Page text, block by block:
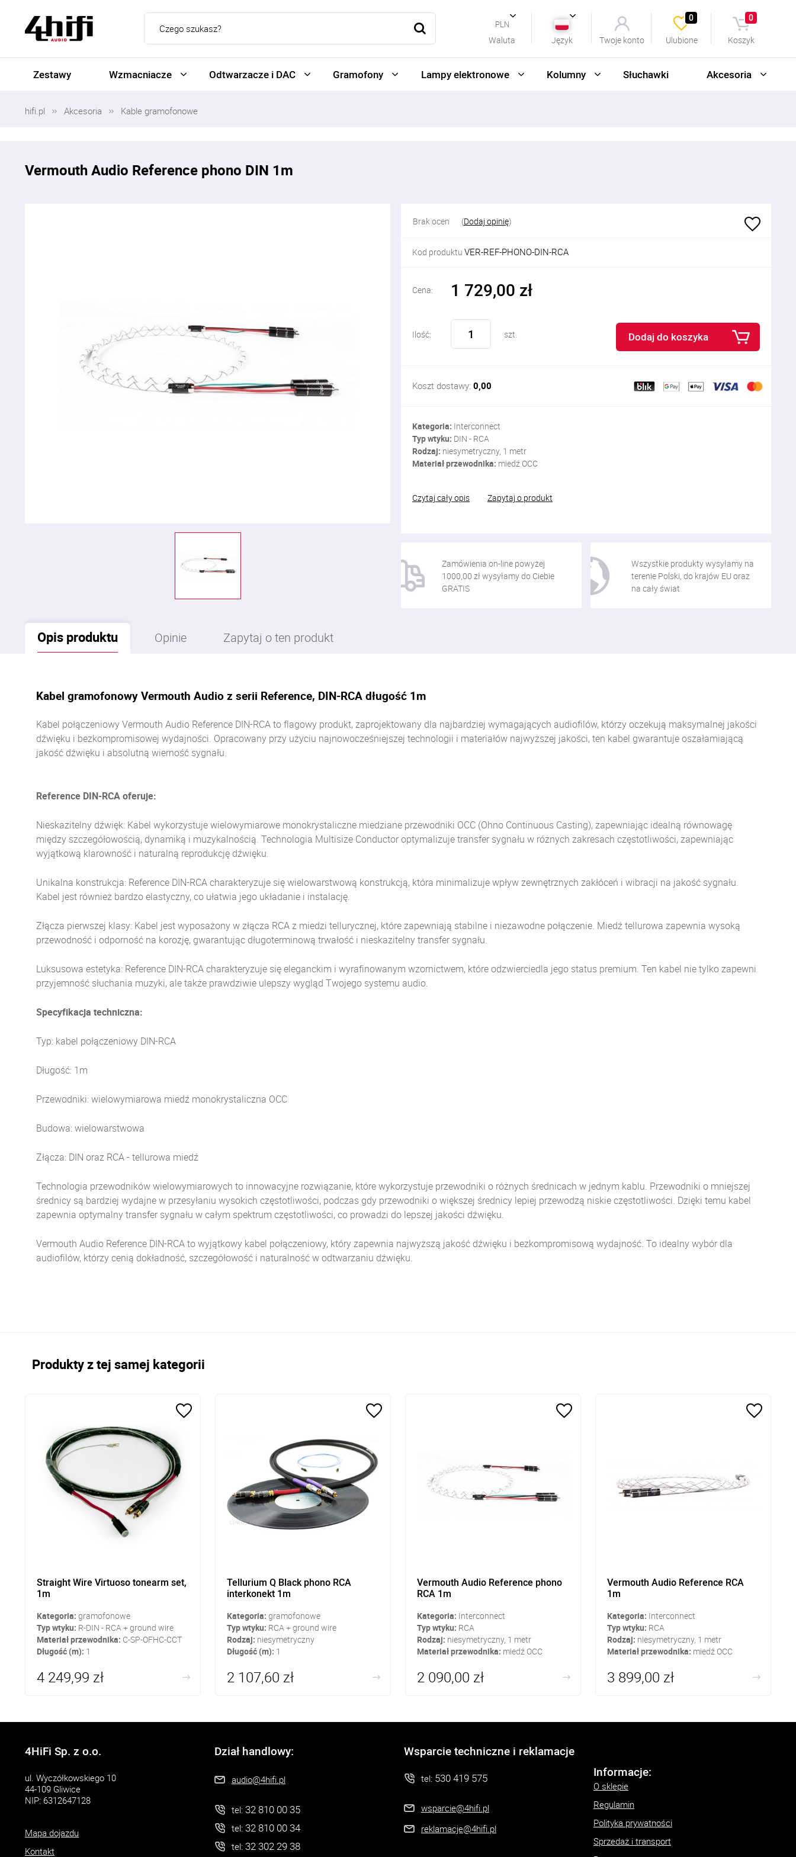
Waluta
PLN
Język Twoje konto Ulubione
0
Koszyk
0
Zestawy Wzmacniacze Odtwarzacze i DAC Gramofony Lampy elektronowe Kolumny Słuchawki Akcesoria
hifi.pl Akcesoria Kable gramofonowe
Vermouth Audio Reference phono DIN 1m
Brak ocen (Dodaj opinię)
Kod produktu VER-REF-PHONO-DIN-RCA
Cena: 1 729,00 zł
Ilość: szt. Dodaj do koszyka
Koszt dostawy: 0,00
Kategoria: Interconnect
Typ wtyku: DIN - RCA
Rodzaj: niesymetryczny, 1 metr
Materiał przewodnika: miedź OCC
Czytaj cały opis Zapytaj o produkt
Zamówienia on-line powyżej
1000,00 zł wysyłamy do Ciebie
GRATIS
Wszystkie produkty wysyłamy na
terenie Polski, do krajów EU oraz
na cały świat
Opis produktu Opinie Zapytaj o ten produkt
Kabel gramofonowy Vermouth Audio z serii Reference, DIN-RCA długość 1m
Kabel połączeniowy Vermouth Audio Reference DIN-RCA to flagowy produkt, zaprojektowany dla najbardziej wymagających audiofilów, którzy oczekują maksymalnej jakości
dźwięku i bezkompromisowej wydajności. Opracowany przy użyciu najnowocześniejszej technologii i materiałów najwyższej jakości, ten kabel gwarantuje oszałamiającą
jakość dźwięku i absolutną wierność sygnału.
Reference DIN-RCA oferuje:
Nieskazitelny dźwięk: Kabel wykorzystuje wielowymiarowe monokrystaliczne miedziane przewodniki OCC (Ohno Continuous Casting), zapewniając idealną równowagę
między szczegółowością, dynamiką i muzykalnością. Technologia Multisize Conductor optymalizuje transfer sygnału w różnych zakresach częstotliwości, zapewniając
wyjątkową klarowność i naturalną reprodukcję dźwięku.
Unikalna konstrukcja: Reference DIN-RCA charakteryzuje się wielowarstwową konstrukcją, która minimalizuje wpływ zewnętrznych zakłóceń i wibracji na jakość sygnału.
Kabel jest również bardzo elastyczny, co ułatwia jego układanie i instalację.
Złącza pierwszej klasy: Kabel jest wyposażony w złącza RCA z miedzi tellurycznej, które zapewniają stabilne i niezawodne połączenie. Miedź tellurowa zapewnia wysoką
przewodność i odporność na korozję, gwarantując długoterminową trwałość i nieskazitelny transfer sygnału.
Luksusowa estetyka: Reference DIN-RCA charakteryzuje się eleganckim i wyrafinowanym wzornictwem, które odzwierciedla jego status premium. Ten kabel nie tylko zapewni
przyjemność słuchania muzyki, ale także prawdziwie ulepszy wygląd Twojego systemu audio.
Specyfikacja techniczna:
Typ: kabel połączeniowy DIN-RCA
Długość: 1m
Przewodniki: wielowymiarowa miedź monokrystaliczna OCC
Budowa: wielowarstwowa
Złącza: DIN oraz RCA - tellurowa miedź
Technologia przewodników wielowymiarowych to innowacyjne rozwiązanie, które wykorzystuje przewodniki o różnych średnicach w jednym kablu. Przewodniki o mniejszej
średnicy są bardziej wydajne w przesyłaniu wysokich częstotliwości, podczas gdy przewodniki o większej średnicy lepiej przewodzą niskie częstotliwości. Dzięki temu kabel
zapewnia optymalny transfer sygnału w całym spektrum częstotliwości, co prowadzi do lepszej jakości dźwięku.
Vermouth Audio Reference DIN-RCA to wyjątkowy kabel połączeniowy, który zapewnia najwyższą jakość dźwięku i bezkompromisową wydajność. To idealny wybór dla
audiofilów, którzy cenią dokładność, szczegółowość i naturalność w odtwarzaniu dźwięku.
Produkty z tej samej kategorii
Straight Wire Virtuoso tonearm set,
1m
Kategoria: gramofonowe
Typ wtyku: R-DIN - RCA + ground wire
Materiał przewodnika: C-SP-OFHC-CCT
Długość (m): 1
4 249,99 zł
Tellurium Q Black phono RCA
interkonekt 1m
Kategoria: gramofonowe
Typ wtyku: RCA + ground wire
Rodzaj: niesymetryczny
Długość (m): 1
2 107,60 zł
Vermouth Audio Reference phono
RCA 1m
Kategoria: Interconnect
Typ wtyku: RCA
Rodzaj: niesymetryczny, 1 metr
Materiał przewodnika: miedź OCC
2 090,00 zł
Vermouth Audio Reference RCA
1m
Kategoria: Interconnect
Typ wtyku: RCA
Rodzaj: niesymetryczny, 1 metr
Materiał przewodnika: miedź OCC
3 899,00 zł
4HiFi Sp. z o.o.
ul. Wyczółkowskiego 10
44-109 Gliwice
NIP: 6312647128
Mapa dojazdu
Kontakt
Dział handlowy:
audio@4hifi.pl
tel: 32 810 00 35
tel: 32 810 00 34
tel: 32 302 29 38
Wsparcie techniczne i reklamacje
tel: 530 419 575
wsparcie@4hifi.pl
reklamacje@4hifi.pl
Informacje:
O sklepie
Regulamin
Polityka prywatności
Sprzedaż i transport